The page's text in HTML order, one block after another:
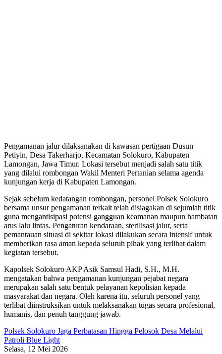
Pengamanan jalur dilaksanakan di kawasan pertigaan Dusun
Petiyin, Desa Takerharjo, Kecamatan Solokuro, Kabupaten
Lamongan, Jawa Timur. Lokasi tersebut menjadi salah satu titik
yang dilalui rombongan Wakil Menteri Pertanian selama agenda
kunjungan kerja di Kabupaten Lamongan.
Sejak sebelum kedatangan rombongan, personel Polsek Solokuro
bersama unsur pengamanan terkait telah disiagakan di sejumlah titik
guna mengantisipasi potensi gangguan keamanan maupun hambatan
arus lalu lintas. Pengaturan kendaraan, sterilisasi jalur, serta
pemantauan situasi di sekitar lokasi dilakukan secara intensif untuk
memberikan rasa aman kepada seluruh pihak yang terlibat dalam
kegiatan tersebut.
Kapolsek Solokuro AKP Asik Samsul Hadi, S.H., M.H.
mengatakan bahwa pengamanan kunjungan pejabat negara
merupakan salah satu bentuk pelayanan kepolisian kepada
masyarakat dan negara. Oleh karena itu, seluruh personel yang
terlibat diinstruksikan untuk melaksanakan tugas secara profesional,
humanis, dan penuh tanggung jawab.
Polsek Solokuro Jaga Perbatasan Hingga Pelosok Desa Melalui
Patroli Blue Light
Selasa, 12 Mei 2026